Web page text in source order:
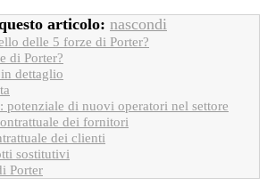
articolo: nascondi
delle 5 forze di Porter?
di Porter?
dettaglio
potenziale di nuovi operatori nel settore
dei fornitori
dei clienti
sostitutivi
Porter